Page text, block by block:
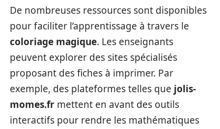
De nombreuses ressources sont disponibles
pour faciliter l’apprentissage à travers le
coloriage magique. Les enseignants
peuvent explorer des sites spécialisés
proposant des fiches à imprimer. Par
exemple, des plateformes telles que jolis-
momes.fr mettent en avant des outils
interactifs pour rendre les mathématiques